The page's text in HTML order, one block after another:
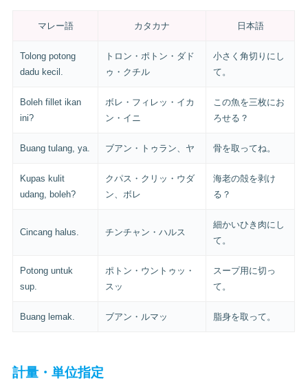
マレー語 カタカナ 日本語
Tolong potong
dadu kecil.
トロン・ポトン・ダド
ゥ・クチル
小さく角切りにし
て。
Boleh fillet ikan
ini?
ボレ・フィレッ・イカ
ン・イニ
この魚を三枚にお
ろせる？
Buang tulang, ya. ブアン・トゥラン、ヤ 骨を取ってね。
Kupas kulit
udang, boleh?
クパス・クリッ・ウダ
ン、ボレ
海老の殻を剥け
る？
Cincang halus. チンチャン・ハルス
細かいひき肉にし
て。
Potong untuk
sup.
ポトン・ウントゥッ・
スッ
スープ用に切っ
て。
Buang lemak. ブアン・ルマッ 脂身を取って。
計量・単位指定